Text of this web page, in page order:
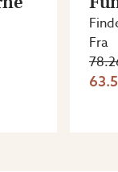
Fra